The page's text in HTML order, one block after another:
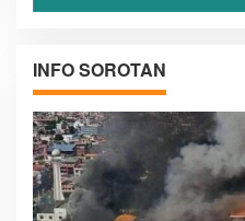
INFO SOROTAN